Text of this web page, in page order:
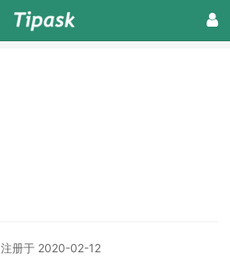
注册于 2020-02-12